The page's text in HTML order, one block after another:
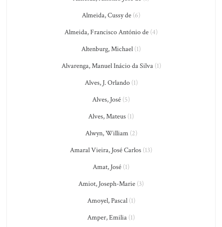
Almeida, Cussy de (6)
Almeida, Francisco António de (4)
Altenburg, Michael (1)
Alvarenga, Manuel Inácio da Silva(1)
Alves, J. Orlando(1)
Alves, José (5)
Alves, Mateus (1)
Alwyn, William(2)
Amaral Vieira, José Carlos (13)
Amat, José (1)
Amiot, Joseph-Marie (3)
Amoyel, Pascal(1)
Amper, Emilia (1)